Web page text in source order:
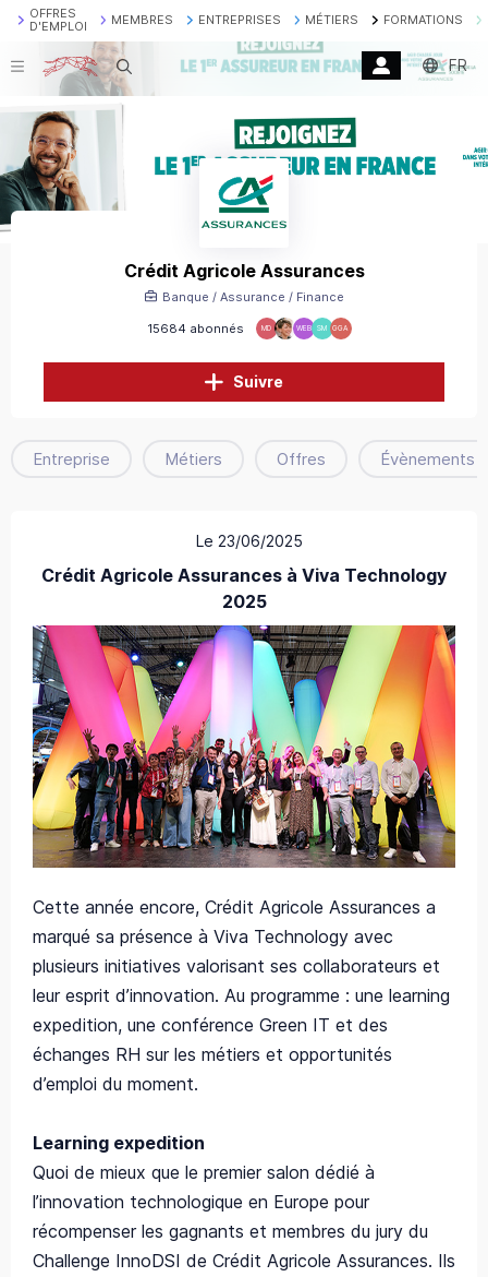
OFFRES
D'EMPLOI
MEMBRES ENTREPRISES MÉTIERS FORMATIONS
Recherche FR
Crédit Agricole Assurances
15684 abonnés MD WEB SM GGA
Banque / Assurance / Finance
Suivre
Entreprise Métiers Offres Évènements
Le 23/06/2025
Crédit Agricole Assurances à Viva Technology
2025
Cette année encore, Crédit Agricole Assurances a
marqué sa présence à Viva Technology avec
plusieurs initiatives valorisant ses collaborateurs et
leur esprit d’innovation. Au programme : une learning
expedition, une conférence Green IT et des
échanges RH sur les métiers et opportunités
d’emploi du moment.
Learning expedition
Quoi de mieux que le premier salon dédié à
l’innovation technologique en Europe pour
récompenser les gagnants et membres du jury du
Challenge InnoDSI de Crédit Agricole Assurances. Ils